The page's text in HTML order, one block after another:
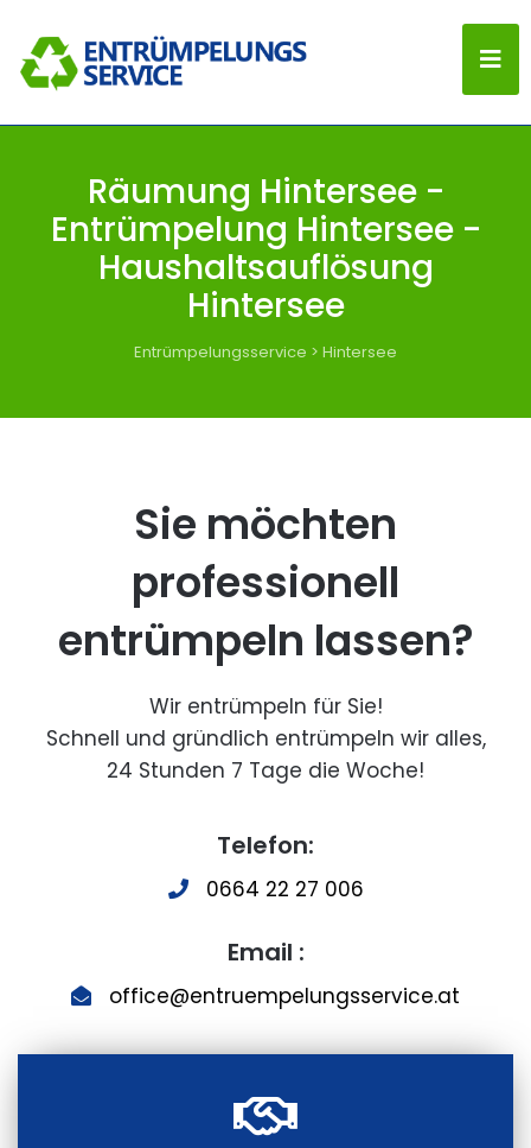
Räumung Hintersee -
Entrümpelung Hintersee -
Haushaltsauflösung
Hintersee
Entrümpelungsservice > Hintersee
Sie möchten
professionell
entrümpeln lassen?
Wir entrümpeln für Sie!
Schnell und gründlich entrümpeln wir alles,
24 Stunden 7 Tage die Woche!
Telefon:
0664 22 27 006
Email :
office@entruempelungsservice.at